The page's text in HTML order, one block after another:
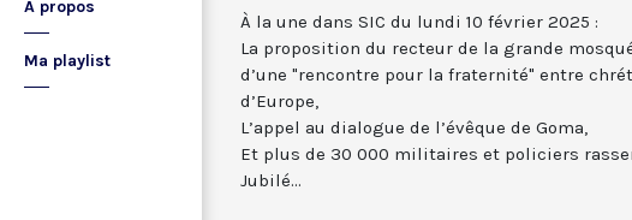
A propos
Ma playlist
À la une dans SIC du lundi 10 février 2025 :
La proposition du recteur de la grande
d’une "rencontre pour la fraternité" entre
d’Europe,
L’appel au dialogue de l’évêque de Goma,
Et plus de 30 000 militaires et policiers
Jubilé...